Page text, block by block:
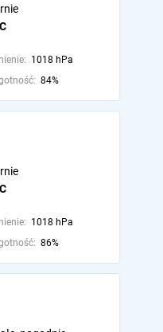
1018 hPa
84%
1018 hPa
86%